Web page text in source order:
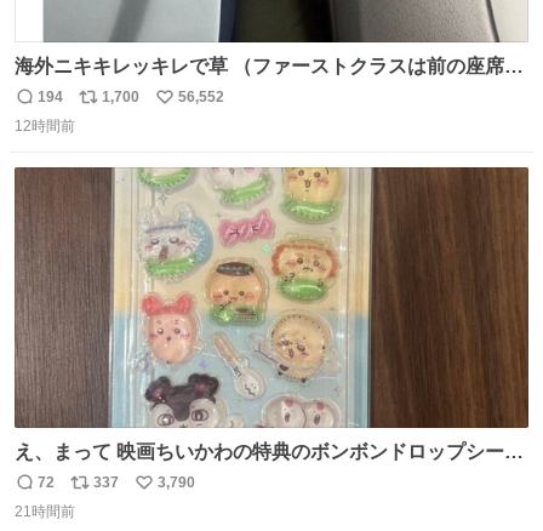
海外ニキキレッキレで草 （ファーストクラスは前の座席で
あるため）
返
信
194
リ
1,700
い
数
56,552
12時間前
え、まって 映画ちいかわの特典のボンボンドロップシール
返
信
72
リ
ポ
337
い
3,790
21時間前